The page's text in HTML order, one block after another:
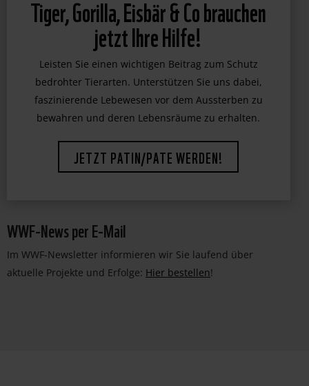
Tiger, Gorilla, Eisbär & Co brauchen
jetzt Ihre Hilfe!
Leisten Sie einen wichtigen Beitrag zum Schutz
bedrohter Tierarten. Unterstützen Sie uns dabei,
faszinierende Lebewesen vor dem Aussterben zu
bewahren und deren Lebensräume zu erhalten.
JETZT PATIN/PATE WERDEN!
WWF-News per E-Mail
Im WWF-Newsletter informieren wir Sie laufend über
aktuelle Projekte und Erfolge: Hier bestellen!